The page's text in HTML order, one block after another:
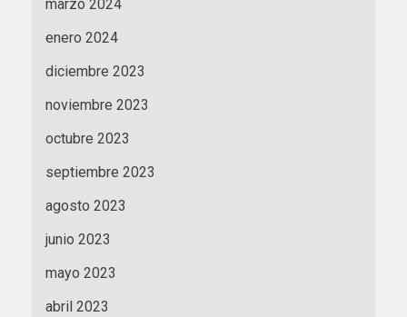
marzo 2024
enero 2024
diciembre 2023
noviembre 2023
octubre 2023
septiembre 2023
agosto 2023
junio 2023
mayo 2023
abril 2023